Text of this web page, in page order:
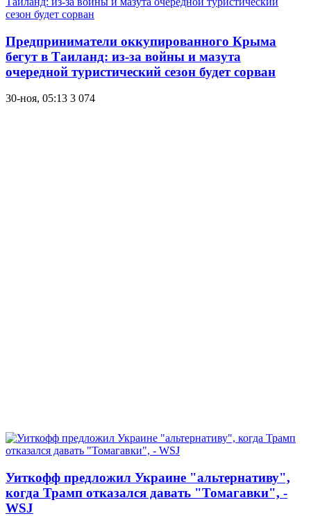
Предприниматели оккупированного Крыма
бегут в Таиланд: из-за войны и мазута
очередной туристический сезон будет сорван
30-ноя, 05:13 3 074
Уиткофф предложил Украине "альтернативу",
когда Трамп отказался давать "Томагавки", -
WSJ